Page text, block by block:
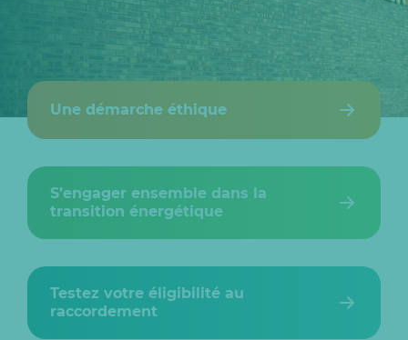
Une démarche éthique
S’engager ensemble dans la
transition énergétique
Testez votre éligibilité au
raccordement